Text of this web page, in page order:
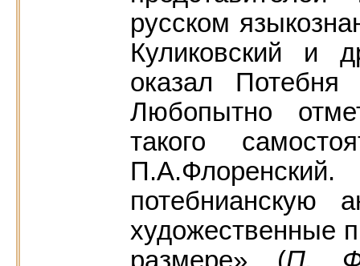
русском
Куликовский и
оказал
Любопытно
такого
потебнианскую
художественные
размере» (П.